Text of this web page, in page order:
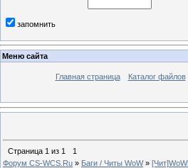
запомнить
Меню сайта
Главная страница Каталог файлов
Страница 1 из 1
1
Форум CS-WCS.Ru » Баги / Читы WoW »